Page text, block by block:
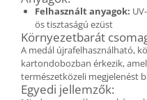
Nyaklánc / Medál
Fülbevaló
Ékszer szett
Karperec
Fémmentes ékszerek
Felhasznált anyagok:
ös tisztaságú ezüst
Környezetbarát
A medál újrafelhasználható,
kartondobozban érkezik,
természetközeli megjelenést
Egyedi jellemzők: